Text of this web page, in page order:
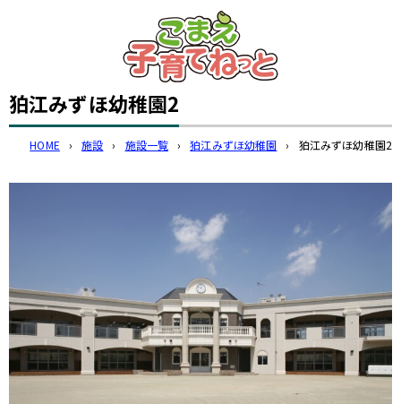
このページの本文へ
狛江みずほ幼稚園2
HOME › 施設 › 施設一覧 › 狛江みずほ幼稚園 › 狛江みずほ幼稚園2